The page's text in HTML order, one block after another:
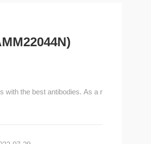
with the best antibodies. As a r